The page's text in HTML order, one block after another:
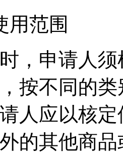
用范围
，申请人
按不同的
人应以核
的其他商